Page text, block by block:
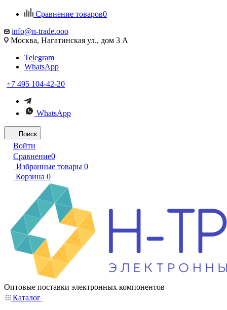
Сравнение товаров0
info@n-trade.ooo
Москва, Нагатинская ул., дом 3 А
Telegram
WhatsApp
+7 495 104-42-20
WhatsApp
Поиск
Войти
Сравнение0
Избранные товары 0
Корзина 0
Оптовые поставки электронных компонентов
Каталог